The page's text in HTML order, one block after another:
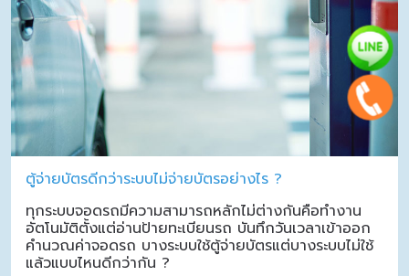
ตู้จ่ายบัตรดีกว่าระบบไม่จ่ายบัตรอย่างไร ?
ทุกระบบจอดรถมีความสามารถหลักไม่ต่างกันคือทำงาน
อัตโนมัติตั้งแต่อ่านป้ายทะเบียนรถ บันทึกวันเวลาเข้าออก
คำนวณค่าจอดรถ บางระบบใช้ตู้จ่ายบัตรแต่บางระบบไม่ใช้
แล้วแบบไหนดีกว่ากัน ?